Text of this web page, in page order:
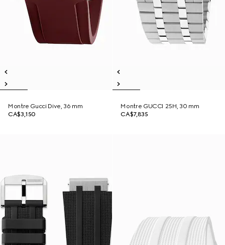
Montre Gucci Dive, 36 mm
CA$3,150
Montre GUCCI 25H, 30 mm
CA$7,835